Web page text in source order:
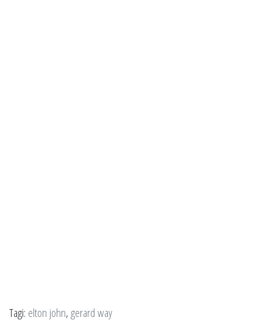
Tagi: elton john,gerard way